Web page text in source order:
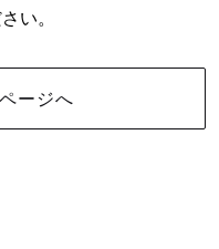
い。
ージへ